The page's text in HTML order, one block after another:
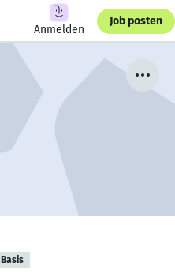
Anmelden
Job posten
Basis